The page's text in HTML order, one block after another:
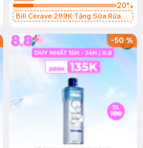
20%
Bill Cerave 299K Tặng Sữa Rửa
-50%